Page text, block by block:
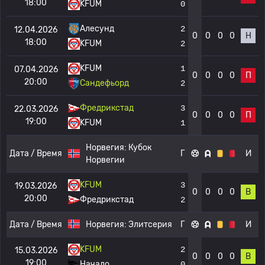
18:00 KFUM 0
12.04.2026
18:00
Алесунд
KFUM
2
2
0 0 0 0 Н
07.04.2026
20:00
KFUM
Сандефьорд
1
2
0 0 0 0 П
22.03.2026
19:00
Фредрикстад
KFUM
3
1
0 0 0 0 П
Дата / Время
Норвегия: Кубок
Норвегии
Г И
19.03.2026
20:00
KFUM
Фредрикстад
3
2
0 0 0 0 В
Дата / Время Норвегия: Элитсерия Г И
15.03.2026
19:00
KFUM
2
0 0 0 0 В